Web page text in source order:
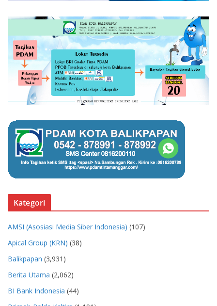
Kategori
AMSI (Asosiasi Media Siber Indonesia) (107)
Apical Group (KRN) (38)
Balikpapan (3,931)
Berita Utama (2,062)
BI Bank Indonesia (44)